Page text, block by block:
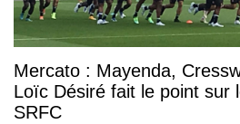
Mercato : Mayenda,
Loïc Désiré fait le point sur
SRFC